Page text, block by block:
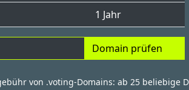
1 Jahr
Domain prüfen
von .voting-Domains: ab 25 beliebige